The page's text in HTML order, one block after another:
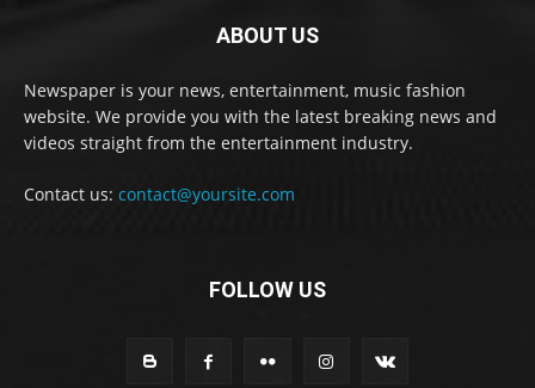
ABOUT US
Newspaper is your news, entertainment, music fashion
website. We provide you with the latest breaking news and
videos straight from the entertainment industry.
Contact us: contact@yoursite.com
FOLLOW US